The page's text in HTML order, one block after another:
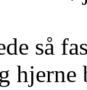
så
hjerne